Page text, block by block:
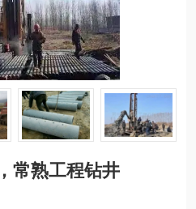
常熟工程钻井